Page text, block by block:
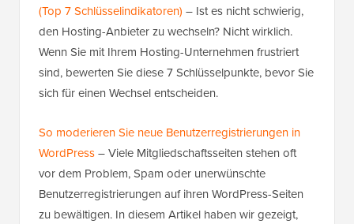
(Top 7 Schlüsselindikatoren) – Ist es nicht schwierig,
den Hosting-Anbieter zu wechseln? Nicht wirklich.
Wenn Sie mit Ihrem Hosting-Unternehmen frustriert
sind, bewerten Sie diese 7 Schlüsselpunkte, bevor Sie
sich für einen Wechsel entscheiden.
So moderieren Sie neue Benutzerregistrierungen in
WordPress– Viele Mitgliedschaftsseiten stehen oft
vor dem Problem, Spam oder unerwünschte
Benutzerregistrierungen auf ihren WordPress-Seiten
zu bewältigen. In diesem Artikel haben wir gezeigt,